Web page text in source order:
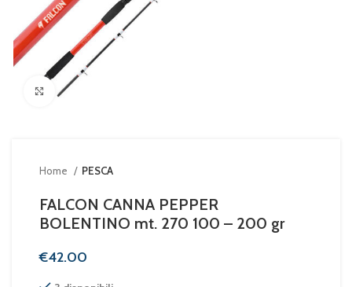
Clicca per ingrandire
Home PESCA
FALCON CANNA PEPPER
BOLENTINO mt. 270 100 – 200 gr
€